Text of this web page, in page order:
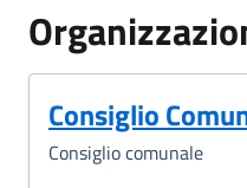
Consiglio
Consiglio comunale